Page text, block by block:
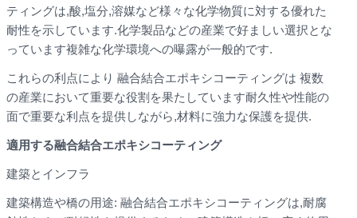
ティングは,酸,塩分,溶媒など様々な化学物質に対する優れた
耐性を示しています.化学製品などの産業で好ましい選択とな
っています複雑な化学環境への曝露が一般的です.
これらの利点により 融合結合エポキシコーティングは 複数
の産業において重要な役割を果たしています耐久性や性能の
面で重要な利点を提供しながら,材料に強力な保護を提供.
適用する融合結合エポキシコーティング
建築とインフラ
建築構造や橋の用途: 融合結合エポキシコーティングは,耐腐